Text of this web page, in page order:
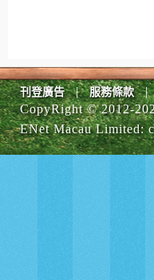
刊登廣告 | 服務條款 |
CopyRight © 2012-
ENet Macau Limited: